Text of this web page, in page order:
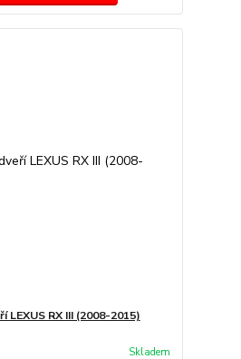
LEXUS RX III (2008-2015)
Skladem